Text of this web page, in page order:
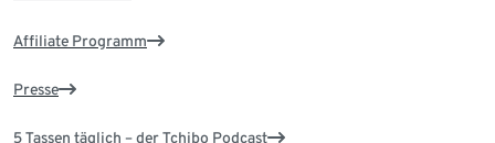
Affiliate Programm
Presse
5 Tassen täglich – der Tchibo Podcast